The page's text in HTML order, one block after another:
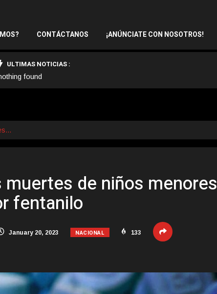
CONTÁCTANOS ¡ANÚNCIATE CON NOSOTROS!
ULTIMAS NOTICIAS :
found
de niños menores
fentanilo
January 20, 2023 NACIONAL 133